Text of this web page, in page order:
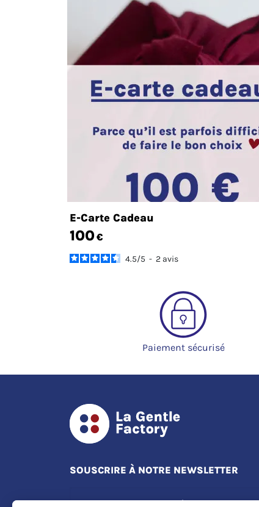
E-Carte Cadeau
100€
4.5/5 - 2 avis
Paiement sécurisé
SOUSCRIRE À NOTRE NEWSLETTER